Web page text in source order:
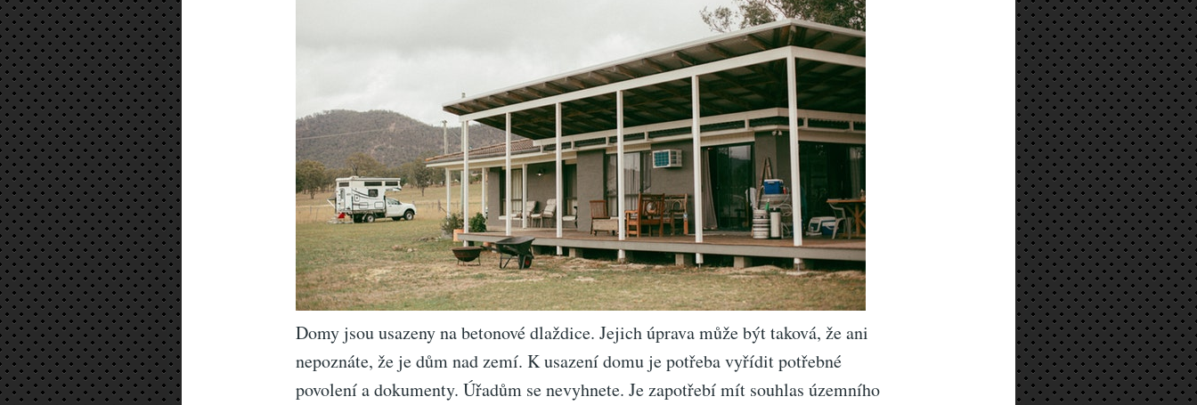
Domy jsou usazeny na betonové dlaždice. Jejich úprava může být taková, že ani
nepoznáte, že je dům nad zemí. K usazení domu je potřeba vyřídit potřebné
povolení a dokumenty. Úřadům se nevyhnete. Je zapotřebí mít souhlas územního